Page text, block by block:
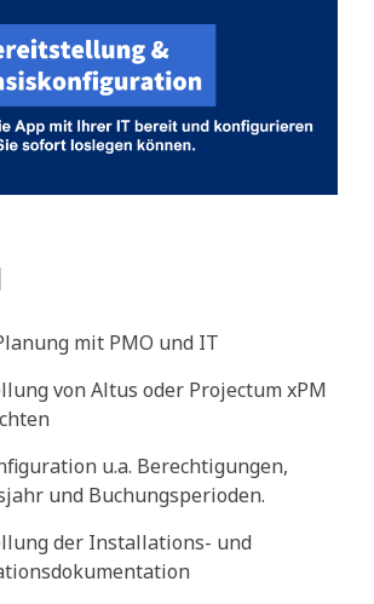
mit PMO und IT
von Altus oder Projectum xPM
u.a. Berechtigungen,
und Buchungsperioden.
der Installations- und